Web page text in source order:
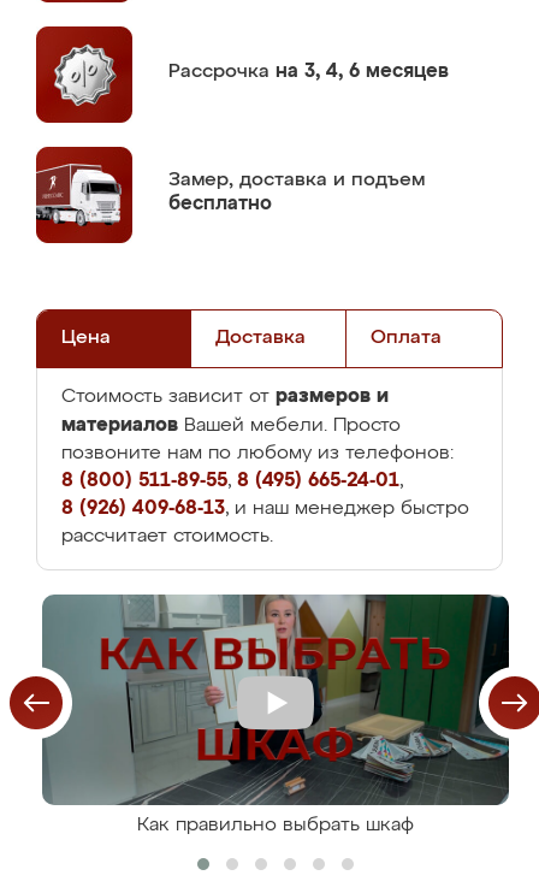
Рассрочка на 3, 4, 6 месяцев
Замер, доставка и подъем
бесплатно
Цена Доставка Оплата
Стоимость зависит от размеров и
материалов Вашей мебели. Просто
позвоните нам по любому из телефонов:
8 (800) 511-89-55, 8 (495) 665-24-01,
8 (926) 409-68-13, и наш менеджер быстро
рассчитает стоимость.
Как правильно выбрать шкаф